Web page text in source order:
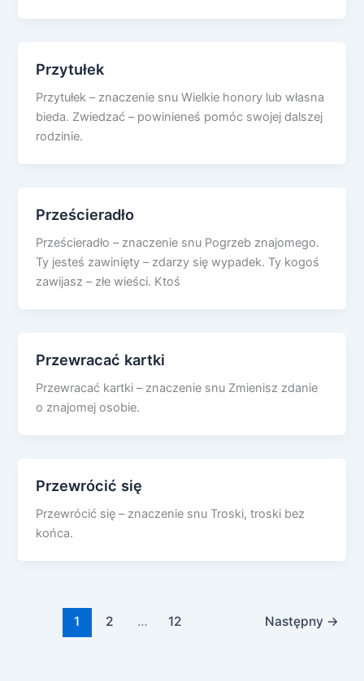
Przytułek
Przytułek – znaczenie snu Wielkie honory lub własna
bieda. Zwiedzać – powinieneś pomóc swojej dalszej
rodzinie.
Prześcieradło
Prześcieradło – znaczenie snu Pogrzeb znajomego.
Ty jesteś zawinięty – zdarzy się wypadek. Ty kogoś
zawijasz – złe wieści. Ktoś
Przewracać kartki
Przewracać kartki – znaczenie snu Zmienisz zdanie
o znajomej osobie.
Przewrócić się
Przewrócić się – znaczenie snu Troski, troski bez
końca.
1 2 … 12 Następny →